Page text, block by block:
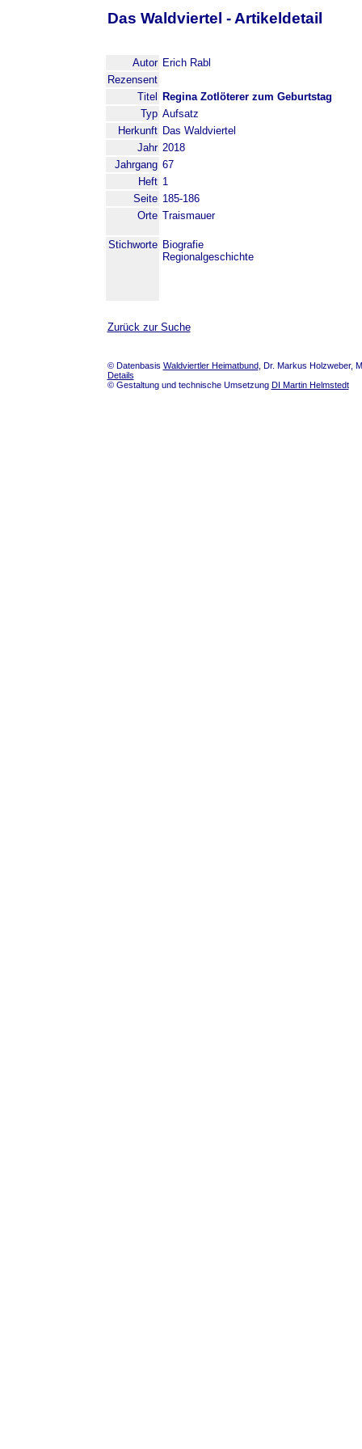
Das Waldviertel - Artikeldetail
Autor Erich Rabl
Rezensent
Titel
Regina Zotlöterer zum Geburtstag
Typ Aufsatz
Herkunft Das Waldviertel
Jahr 2018
Jahrgang 67
Heft 1
Seite 185-186
Orte Traismauer
Stichworte Biografie
Regionalgeschichte
Zurück zur Suche
© Datenbasis Waldviertler Heimatbund , Dr. Markus Holzweber,
Details
© Gestaltung und technische Umsetzung DI Martin Helmstedt